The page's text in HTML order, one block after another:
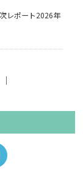
レポート2026年
｜